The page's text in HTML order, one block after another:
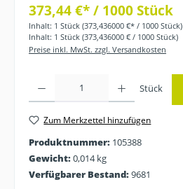
373,44 €* / 1000 Stück
Inhalt: 1 Stück (373,436000 €* / 1000 Stück)
Inhalt: 1 Stück (373,436000 € / 1000 Stück)
Preise inkl. MwSt. zzgl. Versandkosten
Stück
Zum Merkzettel hinzufügen
Produktnummer: 105388
Gewicht:0,014 kg
Verfügbarer Bestand:9681